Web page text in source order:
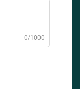
0/1000